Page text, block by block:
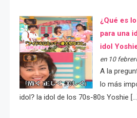
¿Qué es
para una
idol
en 10
A la
lo más
idol? la idol de los 70s-80s Yoshie